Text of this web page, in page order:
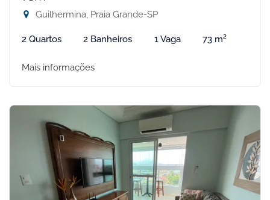
Guilhermina, Praia Grande-SP
2 Quartos 2 Banheiros 1 Vaga 73 m²
Mais informações